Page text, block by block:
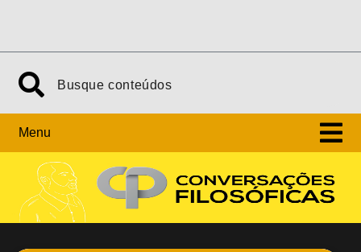
Search
Menu